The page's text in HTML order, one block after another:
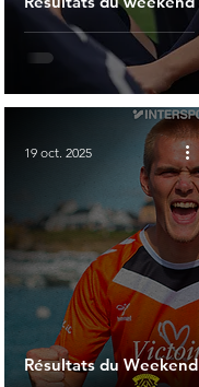
Résultats du Weekend
19 oct. 2025